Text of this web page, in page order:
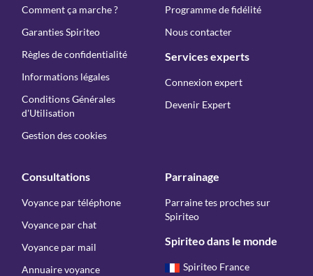
Comment ça marche ?
Garanties Spiriteo
Règles de confidentialité
Informations légales
Conditions Générales
d'Utilisation
Gestion des cookies
Programme de fidélité
Nous contacter
Services experts
Connexion expert
Devenir Expert
Consultations
Voyance par téléphone
Voyance par chat
Voyance par mail
Annuaire voyance
Parrainage
Parraine tes proches sur
Spiriteo
Spiriteo dans le monde
Spiriteo France